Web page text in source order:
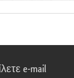
e-mail